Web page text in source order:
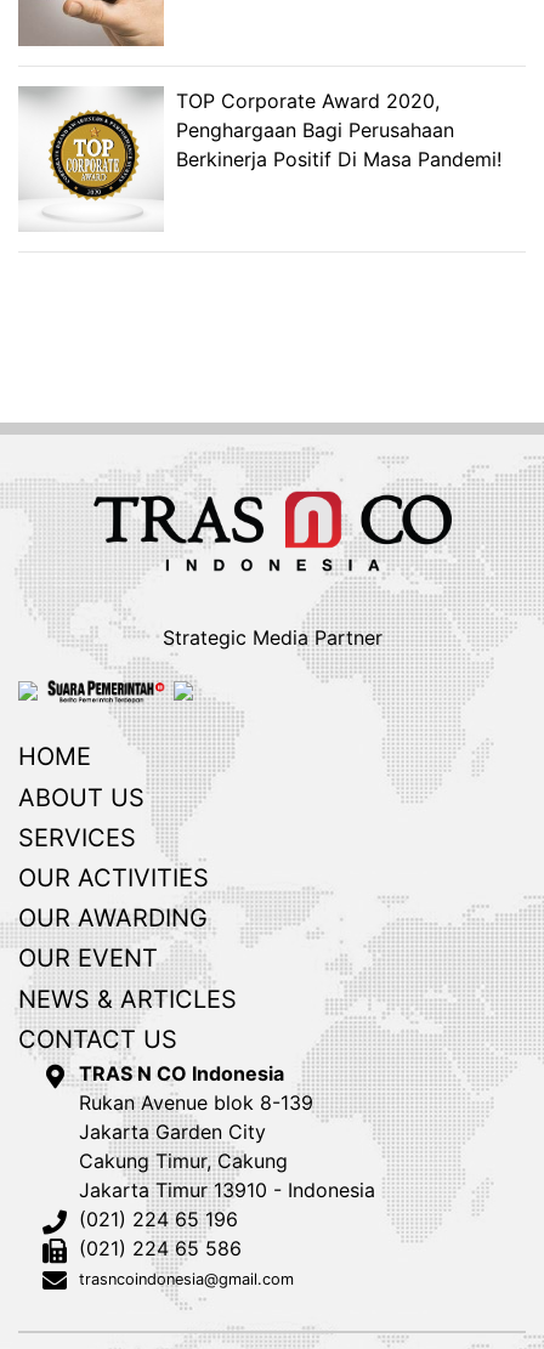
TOP Corporate Award 2020,
Penghargaan Bagi Perusahaan
Berkinerja Positif Di Masa Pandemi!
Strategic Media Partner
HOME
ABOUT US
SERVICES
OUR ACTIVITIES
OUR AWARDING
OUR EVENT
NEWS & ARTICLES
CONTACT US
TRAS N CO Indonesia
Rukan Avenue blok 8-139
Jakarta Garden City
Cakung Timur, Cakung
Jakarta Timur 13910 - Indonesia
(021) 224 65 196
(021) 224 65 586
trasncoindonesia@gmail.com